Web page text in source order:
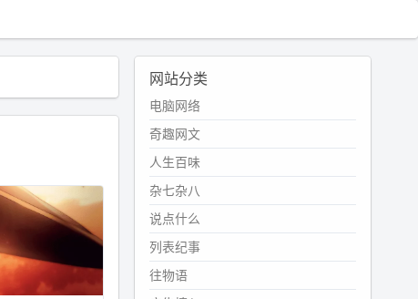
网站分类
电脑网络
奇趣网文
人生百味
杂七杂八
说点什么
列表纪事
往物语